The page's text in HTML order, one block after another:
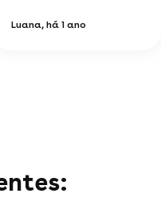
Luana, há 1 ano